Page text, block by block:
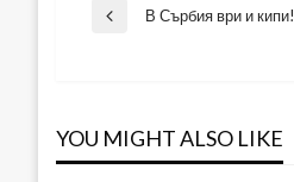
Previous
В Сърбия ври и
YOU MIGHT ALSO LIKE